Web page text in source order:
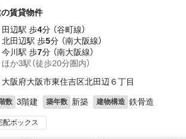
賃貸物件
田辺駅 歩4分 （谷町線）
北田辺駅 歩5分 （南大阪線）
今川駅 歩7分 （南大阪線）
ほか3駅（徒歩20分圏内）
大阪府大阪市東住吉区北田辺６丁目
数 3階建 築年数 新築 建物構造 鉄骨造
配ボックス